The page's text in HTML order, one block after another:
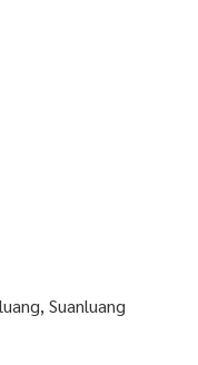
Suanluang